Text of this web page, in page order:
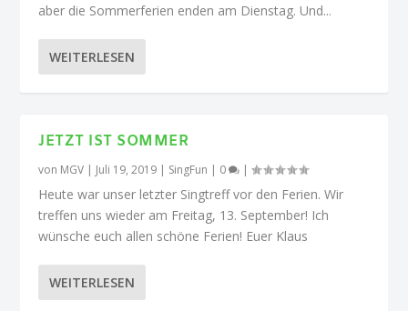
aber die Sommerferien enden am Dienstag. Und...
WEITERLESEN
JETZT IST SOMMER
von MGV Juli 19, 2019 SingFun 0 |
Heute war unser letzter Singtreff vor den Ferien. Wir
treffen uns wieder am Freitag, 13. September! Ich
wünsche euch allen schöne Ferien! Euer Klaus
WEITERLESEN